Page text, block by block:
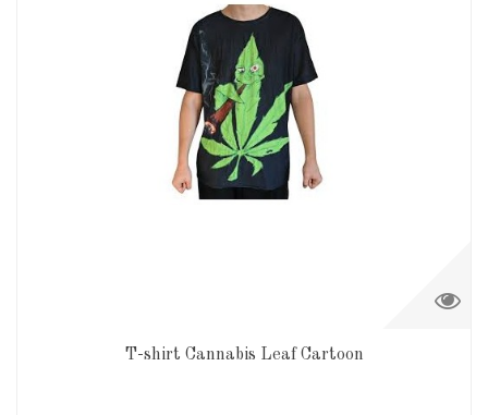
T-shirt Cannabis Leaf Cartoon